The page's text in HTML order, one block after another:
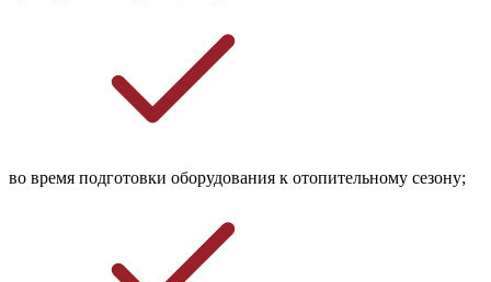
во время подготовки оборудования к отопительному сезону;